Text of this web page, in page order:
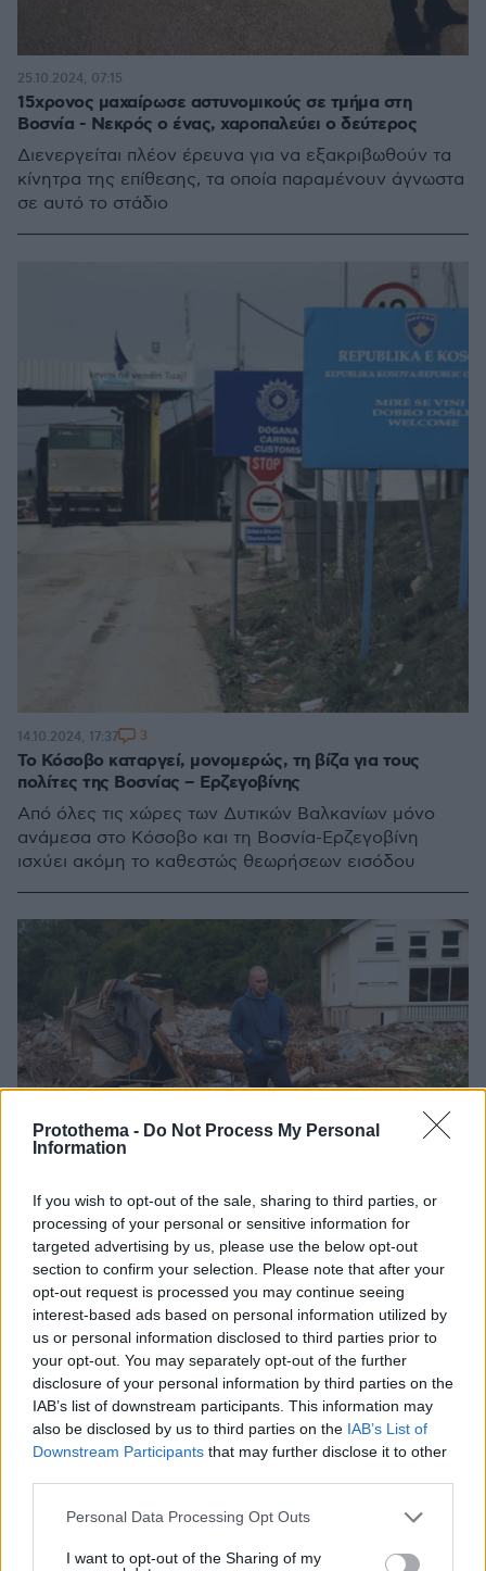
Protothema - Do Not Process My Personal
Information
If you wish to opt-out of the sale, sharing to third parties, or
processing of your personal or sensitive information for
targeted advertising by us, please use the below opt-out
section to confirm your selection. Please note that after your
opt-out request is processed you may continue seeing
interest-based ads based on personal information utilized by
us or personal information disclosed to third parties prior to
your opt-out. You may separately opt-out of the further
disclosure of your personal information by third parties on the
IAB’s list of downstream participants. This information may
also be disclosed by us to third parties on the IAB’s List of
Downstream Participants that may further disclose it to other
Please note that this website/app uses one or more Google
not limited to your visit or usage behaviour. You may click to
Personal Data Processing Opt Outs
I want to opt-out of the Sharing of my
15χρονος μαχαίρωσε αστυνομικούς σε τμήμα στη
Βοσνία - Νεκρός ο ένας, χαροπαλεύει ο δεύτερος
Διενεργείται πλέον έρευνα για να εξακριβωθούν τα
κίνητρα της επίθεσης, τα οποία παραμένουν άγνωστα
σε αυτό το στάδιο
25.10.2024, 07:15
Το Κόσοβο καταργεί, μονομερώς, τη βίζα για τους
πολίτες της Βοσνίας – Ερζεγοβίνης
Από όλες τις χώρες των Δυτικών Βαλκανίων μόνο
ανάμεσα στο Κόσοβο και τη Βοσνία-Ερζεγοβίνη
ισχύει ακόμη το καθεστώς θεωρήσεων εισόδου
14.10.2024, 17:37 3
Σε 22 ανήλθε ο αριθμός των νεκρών από τις πλημμύρες
και τις κατολισθήσεις στη Βοσνία-Ερζεγοβίνη
Προστασίας διέταξε χθες Τρίτη την άμεση εκκένωση
09.10.2024, 04:25